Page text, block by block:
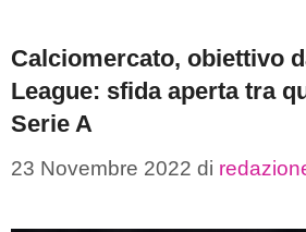
Calciomercato, obiettivo
League: sfida aperta tra
Serie A
23 Novembre 2022 di